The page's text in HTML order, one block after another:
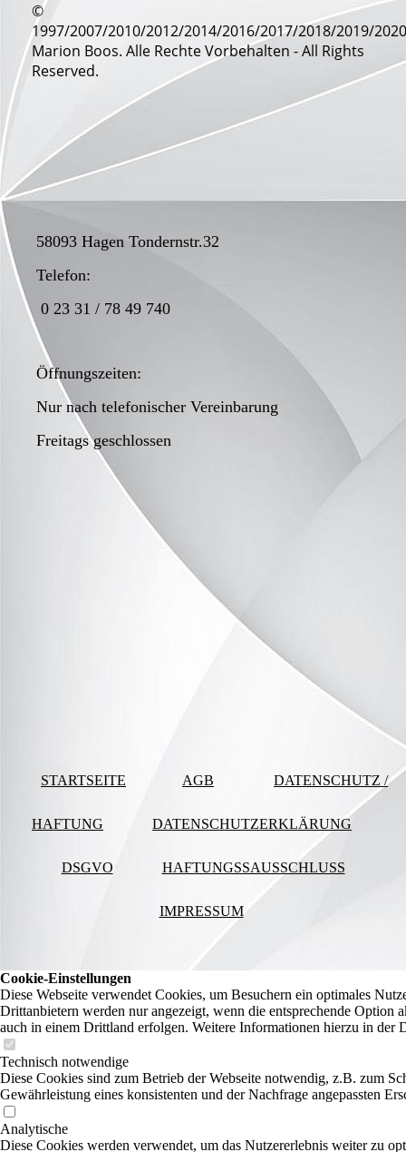
©
1997/2007/2010/2012/2014/2016/2017/2018/2019/
Marion Boos. Alle Rechte Vorbehalten - All Rights
Reserved.
58093 Hagen Tondernstr.32
Telefon:
0 23 31 / 78 49 740
Öffnungszeiten:
Nur nach telefonischer Vereinbarung
Freitags geschlossen
STARTSEITE AGB DATENSCHUTZ /
HAFTUNG DATENSCHUTZERKLÄRUNG
DSGVO HAFTUNGSSAUSSCHLUSS
IMPRESSUM
Cookie-Einstellungen
Diese Webseite verwendet Cookies, um Besuchern ein optimales
Drittanbietern werden nur angezeigt, wenn die entsprechende Option
auch in einem Drittland erfolgen. Weitere Informationen hierzu in der
Technisch notwendige
Diese Cookies sind zum Betrieb der Webseite notwendig, z.B. zum
Gewährleistung eines konsistenten und der Nachfrage angepassten
Analytische
Diese Cookies werden verwendet, um das Nutzererlebnis weiter zu